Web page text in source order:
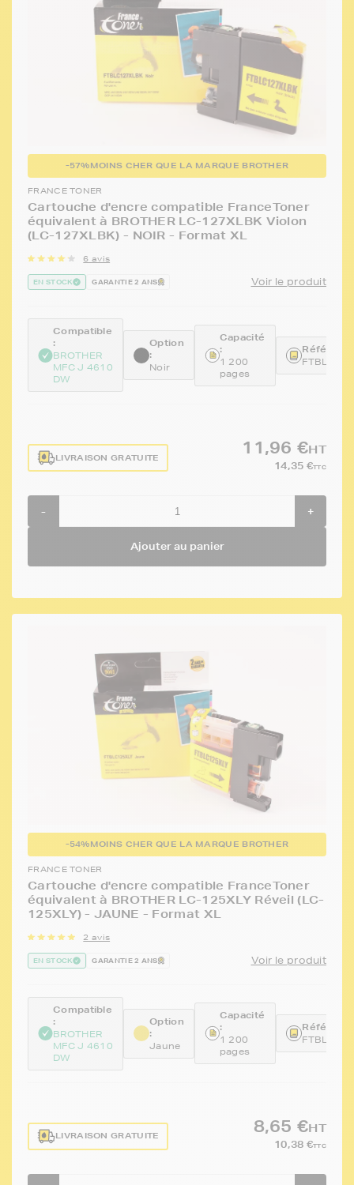
-57%MOINS CHER QUE LA MARQUE BROTHER
FRANCE TONER
Cartouche d'encre compatible FranceToner
équivalent à BROTHER LC-127XLBK Violon
(LC-127XLBK) - NOIR - Format XL
6 avis
EN STOCK GARANTIE 2 ANS Voir le produit
Compatible
:
BROTHER
MFC J 4610
DW
Option
:
Noir
Capacité
:
1 200
pages
LIVRAISON GRATUITE
11,96 €HT
14,35 €TTC
- +
Ajouter au panier
-54%MOINS CHER QUE LA MARQUE BROTHER
FRANCE TONER
Cartouche d'encre compatible FranceToner
équivalent à BROTHER LC-125XLY Réveil (LC-
125XLY) - JAUNE - Format XL
2 avis
EN STOCK GARANTIE 2 ANS Voir le produit
Compatible
:
BROTHER
MFC J 4610
DW
Option
:
Jaune
Capacité
:
1 200
pages
LIVRAISON GRATUITE
8,65 €HT
10,38 €TTC